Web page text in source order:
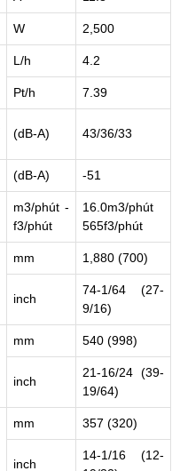
W 2,500
L/h 4.2
Pt/h 7.39
(dB-A) 43/36/33
(dB-A) -51
m3/phút -
f3/phút
16.0m3/phút
565f3/phút
mm 1,880 (700)
inch
74-1/64 (27-
9/16)
mm 540 (998)
inch
21-16/24 (39-
19/64)
mm 357 (320)
inch
14-1/16 (12-